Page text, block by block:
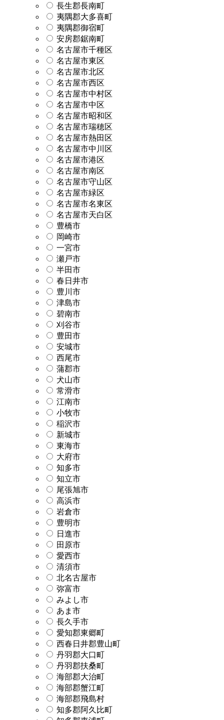
長生郡長南町
夷隅郡大多喜町
夷隅郡御宿町
安房郡鋸南町
名古屋市千種区
名古屋市東区
名古屋市北区
名古屋市西区
名古屋市中村区
名古屋市中区
名古屋市昭和区
名古屋市瑞穂区
名古屋市熱田区
名古屋市中川区
名古屋市港区
名古屋市南区
名古屋市守山区
名古屋市緑区
名古屋市名東区
名古屋市天白区
豊橋市
岡崎市
一宮市
瀬戸市
半田市
春日井市
豊川市
津島市
碧南市
刈谷市
豊田市
安城市
西尾市
蒲郡市
犬山市
常滑市
江南市
小牧市
稲沢市
新城市
東海市
大府市
知多市
知立市
尾張旭市
高浜市
岩倉市
豊明市
日進市
田原市
愛西市
清須市
北名古屋市
弥富市
みよし市
あま市
長久手市
愛知郡東郷町
西春日井郡豊山町
丹羽郡大口町
丹羽郡扶桑町
海部郡大治町
海部郡蟹江町
海部郡飛島村
知多郡阿久比町